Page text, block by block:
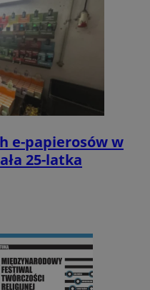
e-papierosów w
25-latka